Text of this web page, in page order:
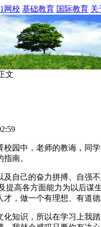
网校 基础教育 国际教育 关
文
中，老师的教诲，同
南。
己的奋力拼搏、自强
高各方面能力为以后谋
，做一个有理想、有道
识，所以在学习上我